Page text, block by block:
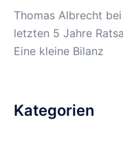
Thomas Albrecht bei
letzten 5 Jahre
Eine kleine Bilanz
Kategorien